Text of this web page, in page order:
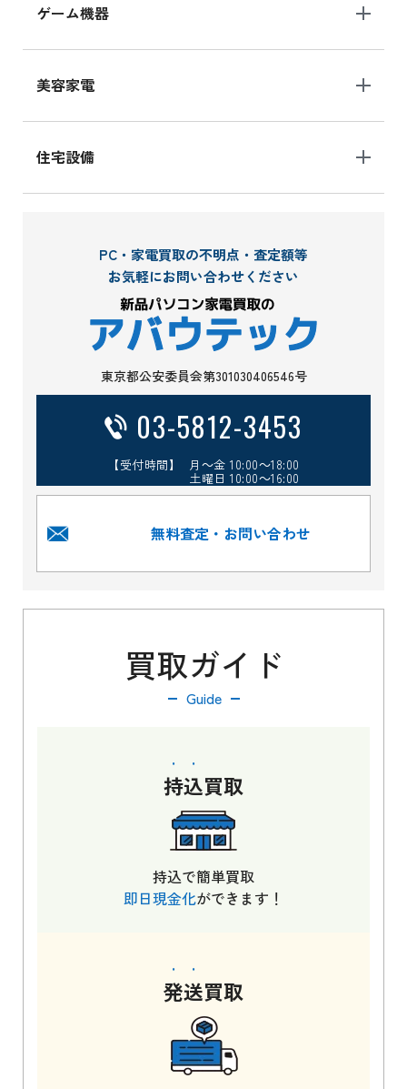
ゲーム機器
美容家電
住宅設備
PC・家電買取の不明点・査定額等
お気軽にお問い合わせください
東京都公安委員会第301030406546号
03-5812-3453
【受付時間】 月～金 10:00～18:00
土曜日 10:00～16:00
無料査定・お問い合わせ
買取ガイド
Guide
持込買取
持込で簡単買取
即日現金化ができます！
発送買取